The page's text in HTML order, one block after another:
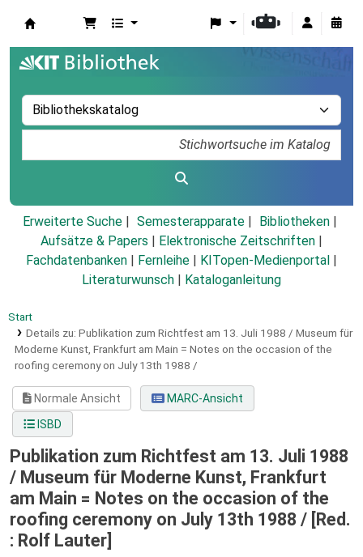
Erweiterte Suche Semesterapparate
Bibliotheken
Aufsätze & Papers
Elektronische Zeitschriften
Fachdatenbanken
Fernleihe KITopen-Medienportal
Literaturwunsch
Kataloganleitung
Start
Details zu: Publikation zum Richtfest am 13. Juli 1988 / Museum für
Moderne Kunst, Frankfurt am Main = Notes on the occasion of the
roofing ceremony on July 13th 1988 /
Normale Ansicht
MARC-Ansicht
ISBD
Publikation zum Richtfest am 13. Juli 1988
/ Museum für Moderne Kunst, Frankfurt
am Main = Notes on the occasion of the
roofing ceremony on July 13th 1988 / [Red.
: Rolf Lauter]